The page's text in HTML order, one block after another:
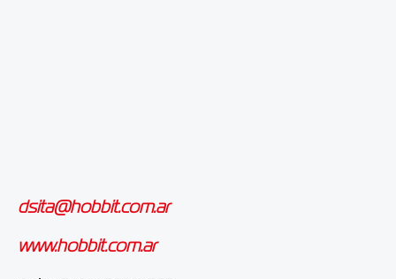
dsita@hobbit.com.ar
www.hobbit.com.ar